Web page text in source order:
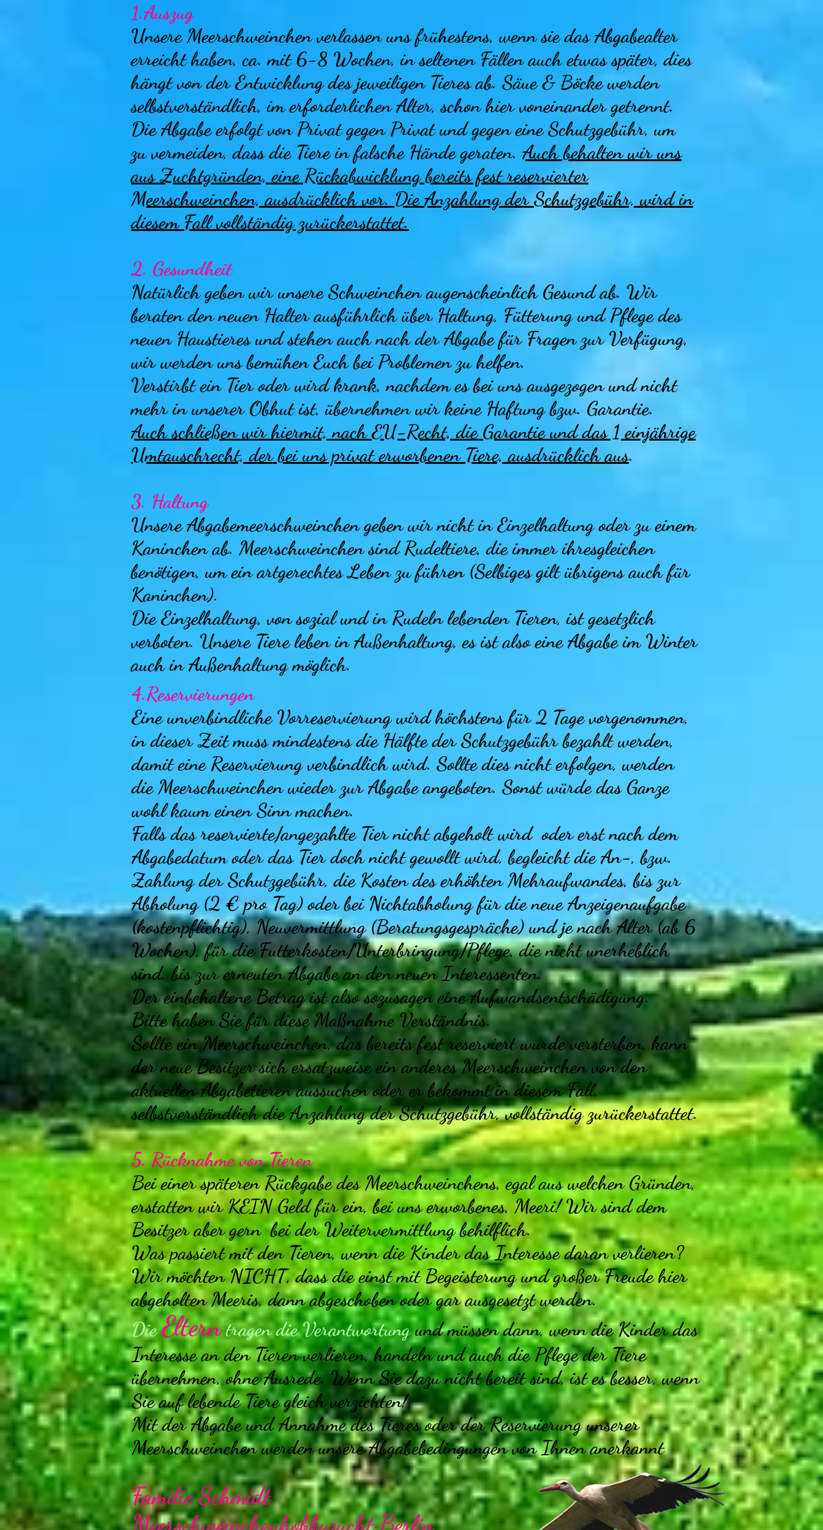
1.Auszug
Unsere Meerschweinchen verlassen uns frühestens, wenn sie das Abgabealter
erreicht haben, ca. mit 6-8 Wochen, in seltenen Fällen auch etwas später, dies
hängt von der Entwicklung des jeweiligen Tieres ab. Säue & Böcke werden
selbstverständlich, im erforderlichen Alter, schon hier voneinander getrennt.
Die Abgabe erfolgt von Privat gegen Privat und gegen eine Schutzgebühr, um
zu vermeiden, dass die Tiere in falsche Hände geraten. Auch behalten wir uns
aus Zuchtgründen, eine Rückabwicklung bereits fest reservierter
Meerschweinchen, ausdrücklich vor. DieAnzahlung der Schutzgebühr, wird in
diesem Fall vollständig zurückerstattet.
2. Gesundheit
Natürlich geben wir unsere Schweinchen augenscheinlich Gesund ab. Wir
beraten den neuen Halter ausführlich über Haltung, Fütterung und Pflege des
neuen Haustieres und stehen auch nach der Abgabe für Fragen zur Verfügung,
wir werden uns bemühen Euch bei Problemen zu helfen.
Verstirbt ein Tier oder wird krank, nachdem es bei uns ausgezogen und nicht
mehr in unserer Obhut ist, übernehmen wir keine Haftung bzw. Garantie.
Auch schließen wir hiermit, nach EU-Recht, die Garantie und das 1 einjährige
Umtauschrecht, der bei uns privat erworbenen Tiere, ausdrücklich aus.
3. Haltung
Unsere Abgabemeerschweinchen geben wir nicht in Einzelhaltung oder zu einem
Kaninchen ab. Meerschweinchen sind Rudeltiere, die immer ihresgleichen
benötigen, um ein artgerechtes Leben zu führen (Selbiges gilt übrigens auch für
Kaninchen).
Die Einzelhaltung, von sozial und in Rudeln lebenden Tieren, ist gesetzlich
verboten. Unsere Tiere leben in Außenhaltung, es ist also eine Abgabe im Winter
auch in Außenhaltung möglich.
4.Reservierungen
Eine unverbindliche Vorreservierung wird höchstens für 2 Tage vorgenommen,
in dieser Zeit muss mindestens die Hälfte der Schutzgebühr bezahlt werden,
damit eine Reservierung verbindlich wird. Sollte dies nicht erfolgen, werden
die Meerschweinchen wieder zur Abgabe angeboten. Sonst würde das Ganze
wohl kaum einen Sinn machen.
Falls das reservierte/angezahlte Tier nicht abgeholt wird oder erst nach dem
Abgabedatum oder das Tier doch nicht gewollt wird, begleicht die An-, bzw.
Zahlung der Schutzgebühr, die Kosten des erhöhten Mehraufwandes, bis zur
Abholung (2 € pro Tag) oder bei Nichtabholung für die neue Anzeigenaufgabe
(kostenpflichtig), Neuvermittlung (Beratungsgespräche) und je nach Alter (ab 6
Wochen), für die Futterkosten/Unterbringung/Pflege, die nicht unerheblich
sind, bis zur erneuten Abgabe an den neuen Interessenten.
Der einbehaltene Betrag ist also sozusagen eine Aufwandsentschädigung.
Bitte haben Sie für diese Maßnahme Verständnis.
Sollte ein Meerschweinchen, das bereits fest reserviert wurde versterben, kann
der neue Besitzer sich ersatzweise ein anderes Meerschweinchen von den
aktuellen Abgabetieren aussuchen oder er bekommt in diesem Fall,
selbstverständlich die Anzahlung der Schutzgebühr, vollständig zurückerstattet.
5. Rücknahme von Tieren
Bei einer späteren Rückgabe des Meerschweinchens, egal aus welchen Gründen,
erstatten wir KEIN Geld für ein, bei uns erworbenes, Meeri! Wir sind dem
Besitzer aber gern bei der Weitervermittlung behilflich.
Was passiert mit den Tieren, wenn die Kinder das Interesse daran verlieren?
Wir möchten NICHT, dass die einst mit Begeisterung und großer Freude hier
abgeholten Meeris, dann abgeschoben oder gar ausgesetzt werden.
DieElterntragen die Verantwortungund müssen dann, wenn die Kinder das
Interesse an den Tieren verlieren, handeln und auch die Pflege der Tiere
übernehmen, ohne Ausrede. Wenn Sie dazu nicht bereit sind, ist es besser, wenn
Sie auf lebende Tiere gleich verzichten!
Mit der Abgabe und Annahme des Tieres oder der Reservierung unserer
Meerschweinchen werden unsere Abgabebedingungen von Ihnen anerkannt
Familie Schmidt